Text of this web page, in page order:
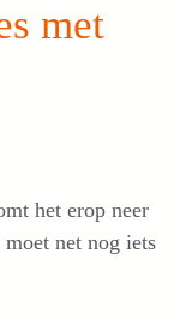
met
het erop neer
net nog iets